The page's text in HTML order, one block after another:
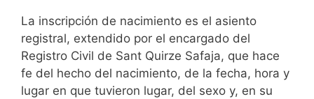
La inscripción de nacimiento es el asiento
registral, extendido por el encargado del
Registro Civil de Sant Quirze Safaja, que hace
fe del hecho del nacimiento, de la fecha, hora y
lugar en que tuvieron lugar, del sexo y, en su